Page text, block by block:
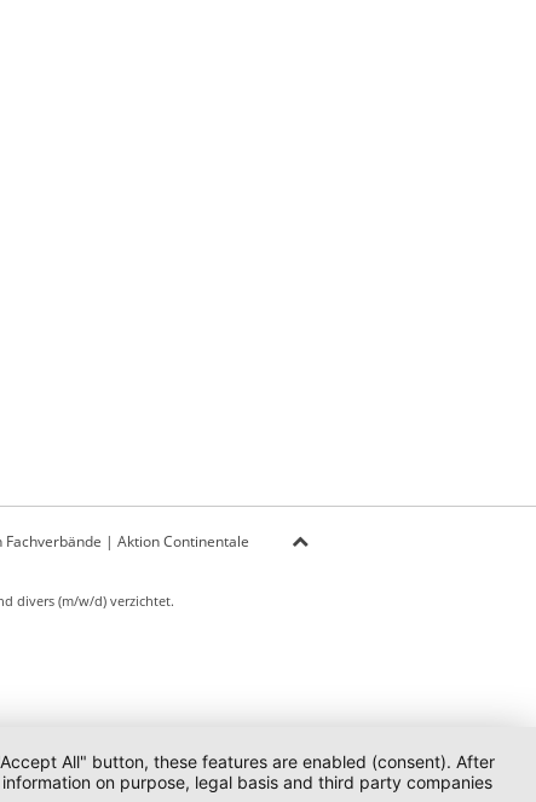
Fachverbände | Aktion Continentale
divers (m/w/d) verzichtet.
All" button, these features are enabled (consent). After
on purpose, legal basis and third party companies